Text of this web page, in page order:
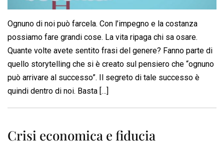
Ognuno di noi può farcela. Con l’impegno e la costanza
possiamo fare grandi cose. La vita ripaga chi sa osare.
Quante volte avete sentito frasi del genere? Fanno parte di
quello storytelling che si è creato sul pensiero che “ognuno
può arrivare al successo”. Il segreto di tale successo è
quindi dentro di noi. Basta […]
Crisi economica e fiducia